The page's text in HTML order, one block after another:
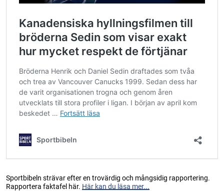
Sportbibeln strävar efter en trovärdig och mångsidig rapportering.
Rapportera faktafel här. Här kan du läsa mer...